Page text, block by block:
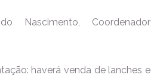
Nascimento, Coordenador
haverá venda de lanches e